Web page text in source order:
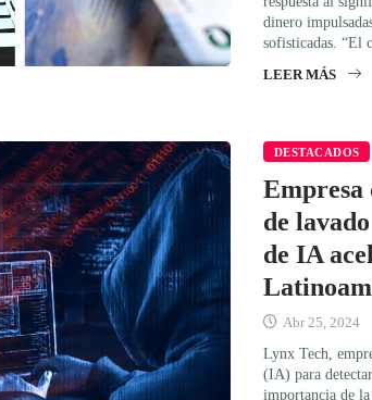
dinero
sofisticadas. “El
LEER MÁS
DESTACADOS
Empresa
de
de IA
Abr 25, 2024
Lynx Tech,
(IA) para
importancia de